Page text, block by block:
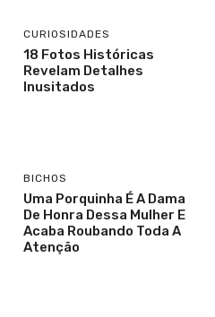
CURIOSIDADES
18 Fotos Históricas
Revelam Detalhes
Inusitados
BICHOS
Uma Porquinha É A Dama
De Honra Dessa Mulher E
Acaba Roubando Toda A
Atenção